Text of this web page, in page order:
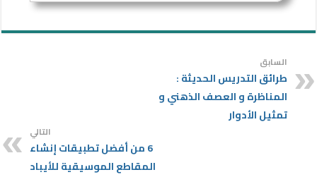
السابق
طرائق التدريس الحديثة :
المناظرة و العصف الذهني و
تمثيل الأدوار
التالي
6 من أفضل تطبيقات إنشاء
المقاطع الموسيقية للأيباد